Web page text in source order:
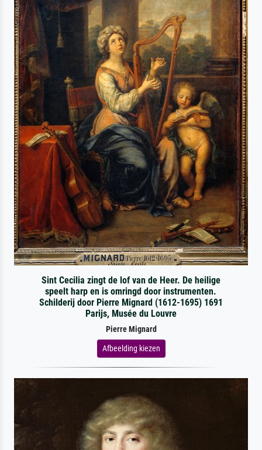
Sint Cecilia zingt de lof van de Heer. De heilige
speelt harp en is omringd door instrumenten.
Schilderij door Pierre Mignard (1612-1695) 1691
Parijs, Musée du Louvre
Pierre Mignard
Afbeelding kiezen